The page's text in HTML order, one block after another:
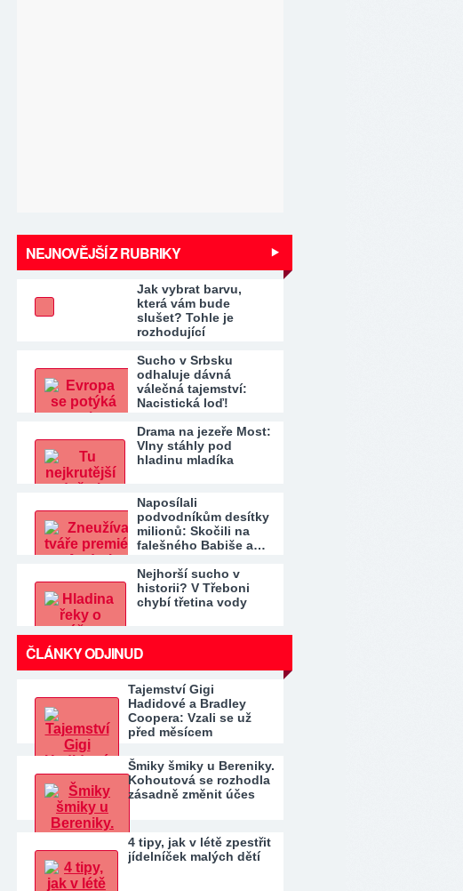
NEJNOVĚJŠÍ Z RUBRIKY
Jak vybrat barvu,
která vám bude
slušet? Tohle je
rozhodující
Sucho v Srbsku
odhaluje dávná
válečná tajemství:
Nacistická loď!
Drama na jezeře Most:
Vlny stáhly pod
hladinu mladíka
Naposílali
podvodníkům desítky
milionů: Skočili na
falešného Babiše a…
Nejhorší sucho v
historii? V Třeboni
chybí třetina vody
ČLÁNKY ODJINUD
Tajemství Gigi
Hadidové a Bradley
Coopera: Vzali se už
před měsícem
Šmiky šmiky u Bereniky.
Kohoutová se rozhodla
zásadně změnit účes
4 tipy, jak v létě zpestřit
jídelníček malých dětí